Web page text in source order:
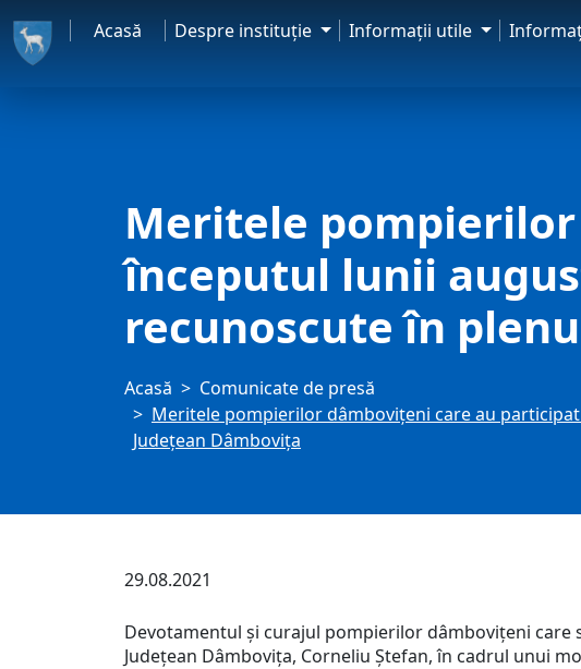
Acasă Despre instituţie Informaţii utile
Meritele
începutul lunii
recunoscute în
Acasă
Comunicate de presă
Meritele pompierilor dâmbovițeni care au
Județean Dâmbovița
29.08.2021
Devotamentul și curajul pompierilor dâmbovițeni care
Județean Dâmbovița, Corneliu Ștefan, în cadrul unui